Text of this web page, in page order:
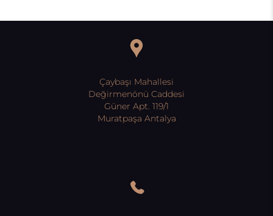
Çaybaşı Mahallesi
Değirmenönü Caddesi
Güner Apt. 119/1
Muratpaşa Antalya